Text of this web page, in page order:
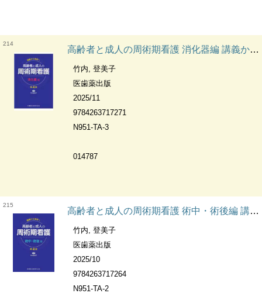
214
高齢者と成人の周術期看護 消化器編 講義から実習へ
竹内, 登美子
医歯薬出版
2025/11
9784263717271
N951-TA-3
014787
215
高齢者と成人の周術期看護 術中・術後編 講義から実習へ
竹内, 登美子
医歯薬出版
2025/10
9784263717264
N951-TA-2